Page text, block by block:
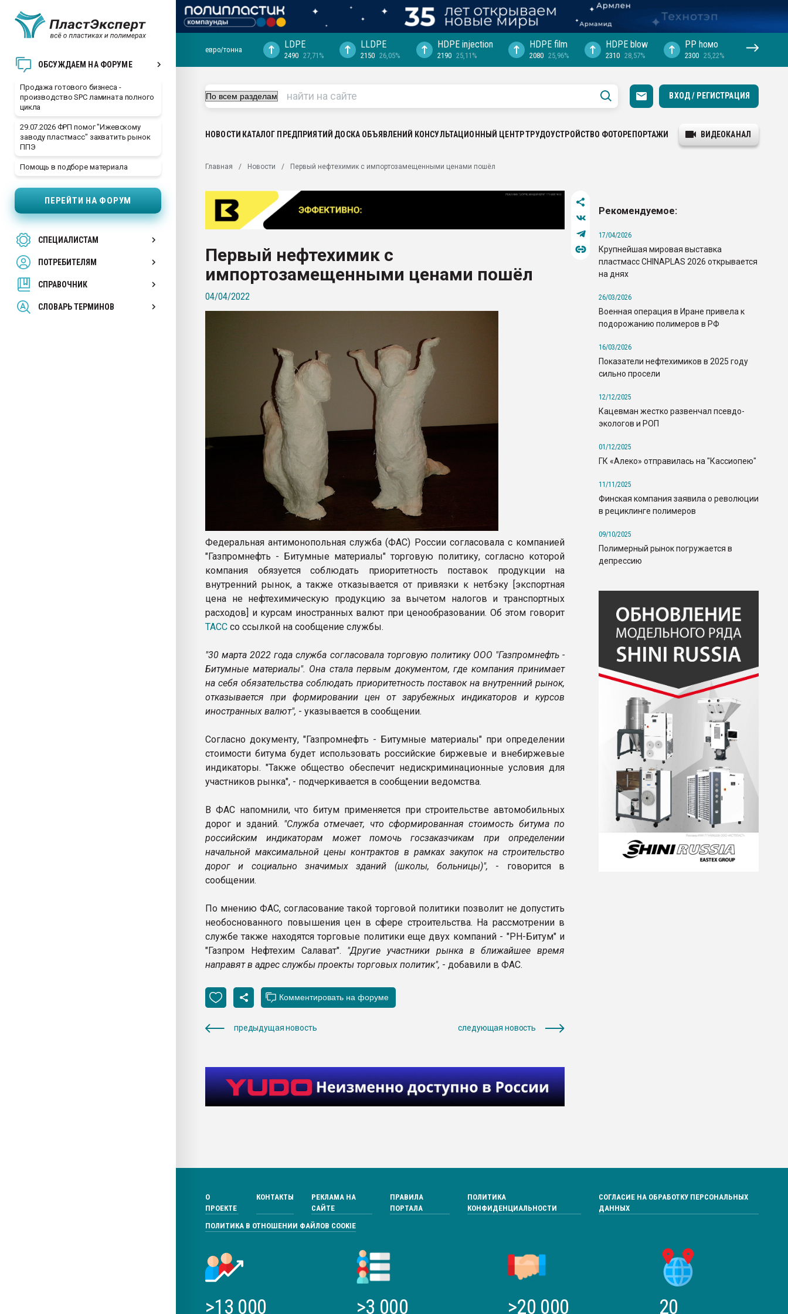
ОБСУЖДАЕМ НА ФОРУМЕ
Продажа готового бизнеса -
производство SPC ламината полного
цикла
29.07.2026 ФРП помог "Ижевскому
заводу пластмасс" захватить рынок
ППЭ
Помощь в подборе материала
ПЕРЕЙТИ НА ФОРУМ
СПЕЦИАЛИСТАМ
ПОТРЕБИТЕЛЯМ
СПРАВОЧНИК
СЛОВАРЬ ТЕРМИНОВ
28.07.2026 "Технониколь" довольна
Всё, что касается выдува ПЭТ
Материал поверхности пуансона для
Продам отходы Композиция
поликарбоната и АБС-пластика
Armaloy PC/ABS-1IM черный цвет
Профильная литература. Продажа,
покупка, обмен
евро/тонна LDPE
2490 27,71%
LLDPE
2150 26,05%
HDPE injection
2190 25,11%
HDPE film
2080 25,96%
HDPE blow
2310 28,57%
PP hомо
2300 25,22%
ВХОД / РЕГИСТРАЦИЯ
НОВОСТИ КАТАЛОГ ПРЕДПРИЯТИЙ ДОСКА ОБЪЯВЛЕНИЙ КОНСУЛЬТАЦИОННЫЙ ЦЕНТРТРУДОУСТРОЙСТВО ФОТОРЕПОРТАЖИ ВИДЕОКАНАЛ
Главная Новости Первый нефтехимик с импортозамещенными ценами пошёл
Первый нефтехимик с
импортозамещенными ценами пошёл
04/04/2022
Федеральная антимонопольная служба (ФАС) России согласовала с компанией
"Газпромнефть - Битумные материалы" торговую политику, согласно которой
компания обязуется соблюдать приоритетность поставок продукции на
внутренний рынок, а также отказывается от привязки к нетбэку [экспортная
цена не нефтехимическую продукцию за вычетом налогов и транспортных
расходов] и курсам иностранных валют при ценообразовании. Об этом говорит
ТАСС со ссылкой на сообщение службы.
"30 марта 2022 года служба согласовала торговую политику ООО "Газпромнефть -
Битумные материалы". Она стала первым документом, где компания принимает
на себя обязательства соблюдать приоритетность поставок на внутренний рынок,
отказывается при формировании цен от зарубежных индикаторов и курсов
иностранных валют", - указывается в сообщении.
Согласно документу, "Газпромнефть - Битумные материалы" при определении
стоимости битума будет использовать российские биржевые и внебиржевые
индикаторы. "Также общество обеспечит недискриминационные условия для
участников рынка", - подчеркивается в сообщении ведомства.
В ФАС напомнили, что битум применяется при строительстве автомобильных
дорог и зданий. "Служба отмечает, что сформированная стоимость битума по
российским индикаторам может помочь госзаказчикам при определении
начальной максимальной цены контрактов в рамках закупок на строительство
дорог и социально значимых зданий (школы, больницы)", - говорится в
сообщении.
По мнению ФАС, согласование такой торговой политики позволит не допустить
необоснованного повышения цен в сфере строительства. На рассмотрении в
службе также находятся торговые политики еще двух компаний - "РН-Битум" и
"Газпром Нефтехим Салават". "Другие участники рынка в ближайшее время
направят в адрес службы проекты торговых политик", - добавили в ФАС.
предыдущая новость следующая новость
Рекомендуемое:
17/04/2026
Крупнейшая мировая выставка
пластмасс CHINAPLAS 2026 открывается
на днях
26/03/2026
Военная операция в Иране привела к
подорожанию полимеров в РФ
16/03/2026
Показатели нефтехимиков в 2025 году
сильно просели
12/12/2025
Кацевман жестко развенчал псевдо-
экологов и РОП
01/12/2025
ГК «Алеко» отправилась на "Кассиопею"
11/11/2025
Финская компания заявила о революции
в рециклинге полимеров
09/10/2025
Полимерный рынок погружается в
депрессию
О
ПРОЕКТЕ
КОНТАКТЫ
РЕКЛАМА НА
САЙТЕ
ПРАВИЛА
ПОРТАЛА
ПОЛИТИКА
КОНФИДЕНЦИАЛЬНОСТИ
СОГЛАСИЕ НА ОБРАБОТКУ ПЕРСОНАЛЬНЫХ
ДАННЫХ
ПОЛИТИКА В ОТНОШЕНИИ ФАЙЛОВ COOKIE
>13 000 >3 000 >20 000 20